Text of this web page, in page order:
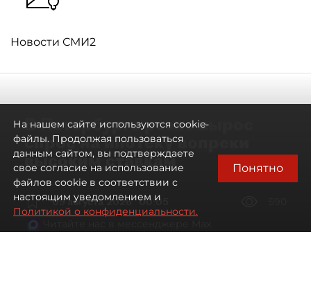
Новости СМИ2
В Петербурге резко вырос
спрос на ипотеку вопреки
высоким ставкам
09 августа 2026 00:05
На нашем сайте используются cookie-
файлы. Продолжая пользоваться
данным сайтом, вы подтверждаете
свое согласие на использование
файлов cookie в соответствии с
настоящим уведомлением и
Политикой о конфиденциальности.
Понятно